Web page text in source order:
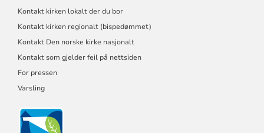
Kontakt kirken lokalt der du bor
Kontakt kirken regionalt (bispedømmet)
Kontakt Den norske kirke nasjonalt
Kontakt som gjelder feil på nettsiden
For pressen
Varsling